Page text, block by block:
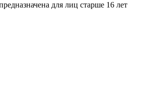
для лиц старше 16 лет